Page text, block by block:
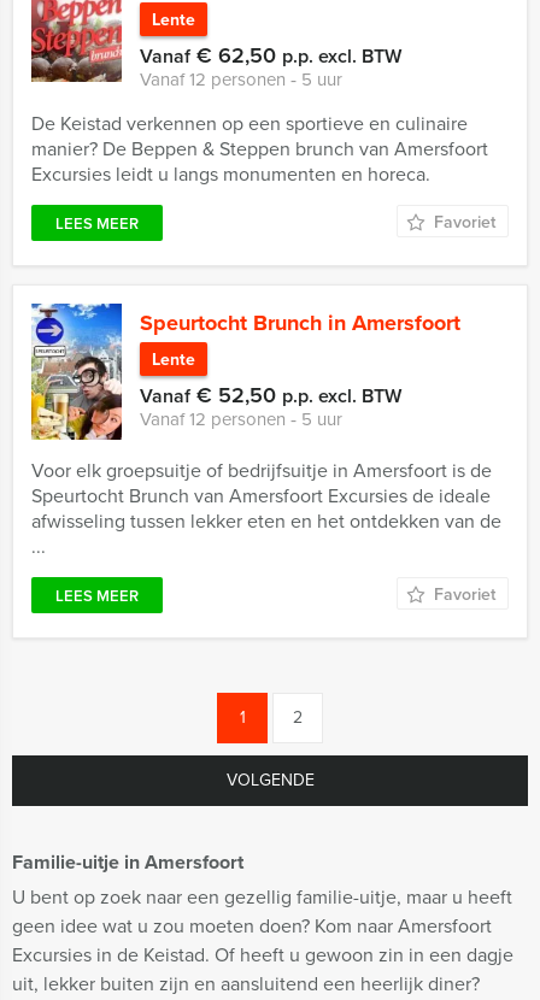
Familie-uitje in Amersfoort
U bent op zoek naar een gezellig familie-uitje, maar u heeft
geen idee wat u zou moeten doen? Kom naar Amersfoort
Excursies in de Keistad. Of heeft u gewoon zin in een dagje
uit, lekker buiten zijn en aansluitend een heerlijk diner?
Lente
Vanaf€ 62,50 p.p. excl. BTW
Vanaf 12 personen ‐ 5 uur
De Keistad verkennen op een sportieve en culinaire
manier? De Beppen & Steppen brunch van Amersfoort
Excursies leidt u langs monumenten en horeca.
LEES MEER Favoriet
Speurtocht Brunch in Amersfoort
Lente
Vanaf€ 52,50 p.p. excl. BTW
Vanaf 12 personen ‐ 5 uur
Voor elk groepsuitje of bedrijfsuitje in Amersfoort is de
Speurtocht Brunch van Amersfoort Excursies de ideale
afwisseling tussen lekker eten en het ontdekken van de
...
LEES MEER Favoriet
1 2
VOLGENDE